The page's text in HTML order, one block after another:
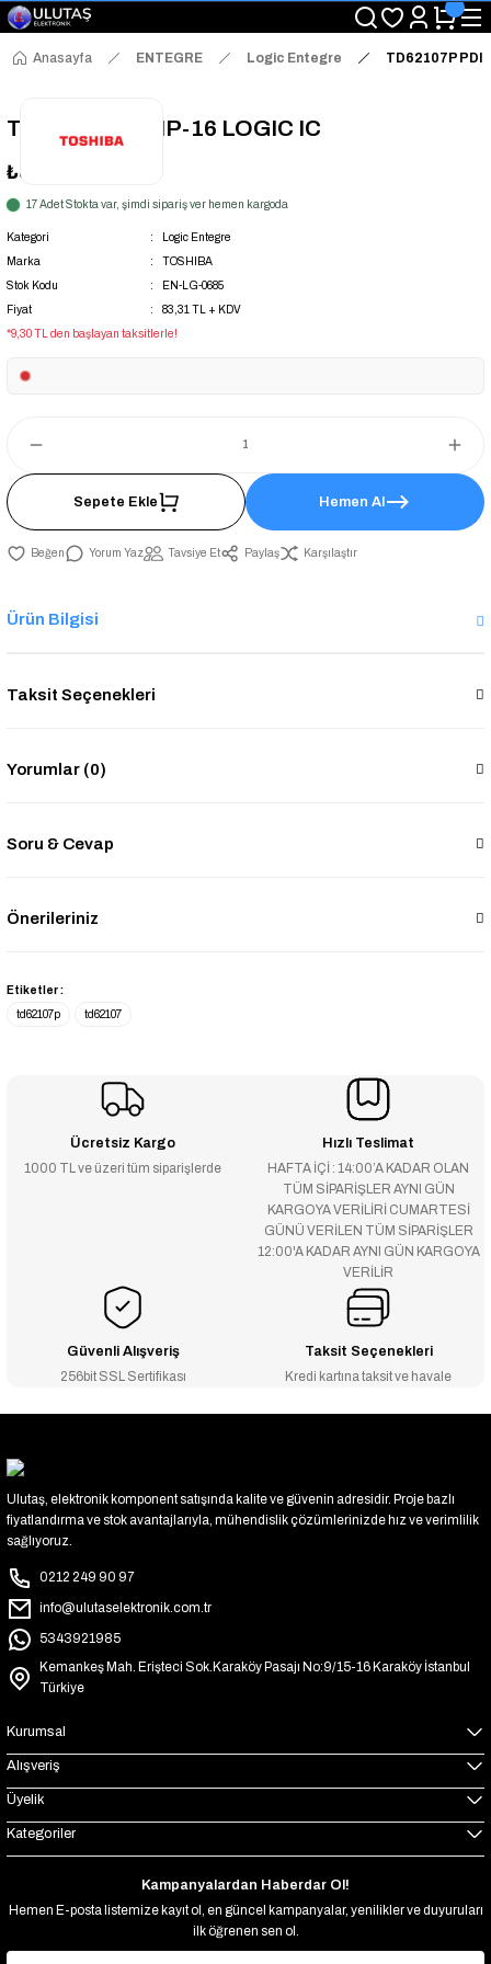
"Saat 14:00'a Kadar Verilen Siparişlerde Aynı Gün Kargo Avantajı!
"Binlerce Ürün Çeşitliliği ile Stoktan Hemen Teslim."
"Toptan Fiyatına Perakende Satış Avantajını Kaçırmayın!"
Anasayfa ENTEGRE Logic Entegre TD62107P
TD62107P PDIP-16 LOGIC IC
₺83,31
17 Adet Stokta var, şimdi sipariş ver hemen kargoda
Kategori
Logic Entegre
Marka
TOSHIBA
Stok Kodu
EN-LG-0685
Fiyat
83,31 TL + KDV
*9,30 TL den başlayan taksitlerle!
Sepete Ekle Hemen Al
Yorum Yaz Tavsiye Et Paylaş Karşılaştır
Ürün Bilgisi
Taksit Seçenekleri
Yorumlar (0)
Soru & Cevap
Önerileriniz
Etiketler :
td62107p
td62107
Ücretsiz Kargo
1000 TL ve üzeri tüm siparişlerde
Hızlı Teslimat
HAFTA İÇİ : 14:00’A KADAR OLAN
TÜM SİPARİŞLER AYNI GÜN
KARGOYA VERİLİRİ CUMARTESİ
GÜNÜ VERİLEN TÜM SİPARİŞLER
12:00'A KADAR AYNI GÜN KARGOYA
VERİLİR
Güvenli Alışveriş
256bit SSL Sertifikası
Taksit Seçenekleri
Kredi kartına taksit ve havale
Ulutaş, elektronik komponent satışında kalite ve güvenin adresidir. Proje bazlı
fiyatlandırma ve stok avantajlarıyla, mühendislik çözümlerinizde hız ve verimlilik
sağlıyoruz.
0212 249 90 97
info@ulutaselektronik.com.tr
5343921985
Kemankeş Mah. Erişteci Sok.Karaköy Pasajı No:9/15-16 Karaköy İstanbul
Türkiye
Kurumsal
Alışveriş
Üyelik
Kategoriler
Kampanyalardan Haberdar Ol!
Hemen E-posta listemize kayıt ol, en güncel kampanyalar, yenilikler ve duyuruları
ilk öğrenen sen ol.